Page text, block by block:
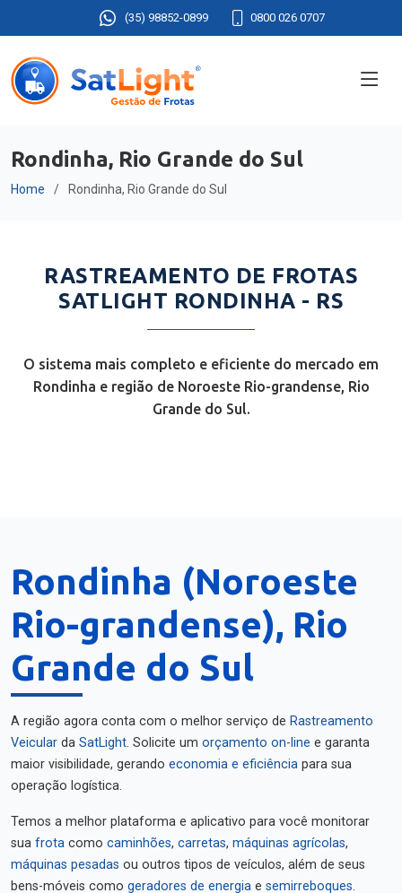
(35) 98852-0899 0800 026 0707
Rondinha, Rio Grande do Sul
Home Rondinha, Rio Grande do Sul
RASTREAMENTO DE FROTAS
SATLIGHT RONDINHA - RS
O sistema mais completo e eficiente do mercado em
Rondinha e região de Noroeste Rio-grandense, Rio
Grande do Sul.
Rondinha (Noroeste
Rio-grandense), Rio
Grande do Sul
A região agora conta com o melhor serviço de Rastreamento
Veicular da SatLight. Solicite um orçamento on-line e garanta
maior visibilidade, gerando economia e eficiência para sua
operação logística.
Temos a melhor plataforma e aplicativo para você monitorar
sua frota como caminhões, carretas, máquinas agrícolas,
máquinas pesadas ou outros tipos de veículos, além de seus
bens-móveis como geradores de energia e semirreboques.